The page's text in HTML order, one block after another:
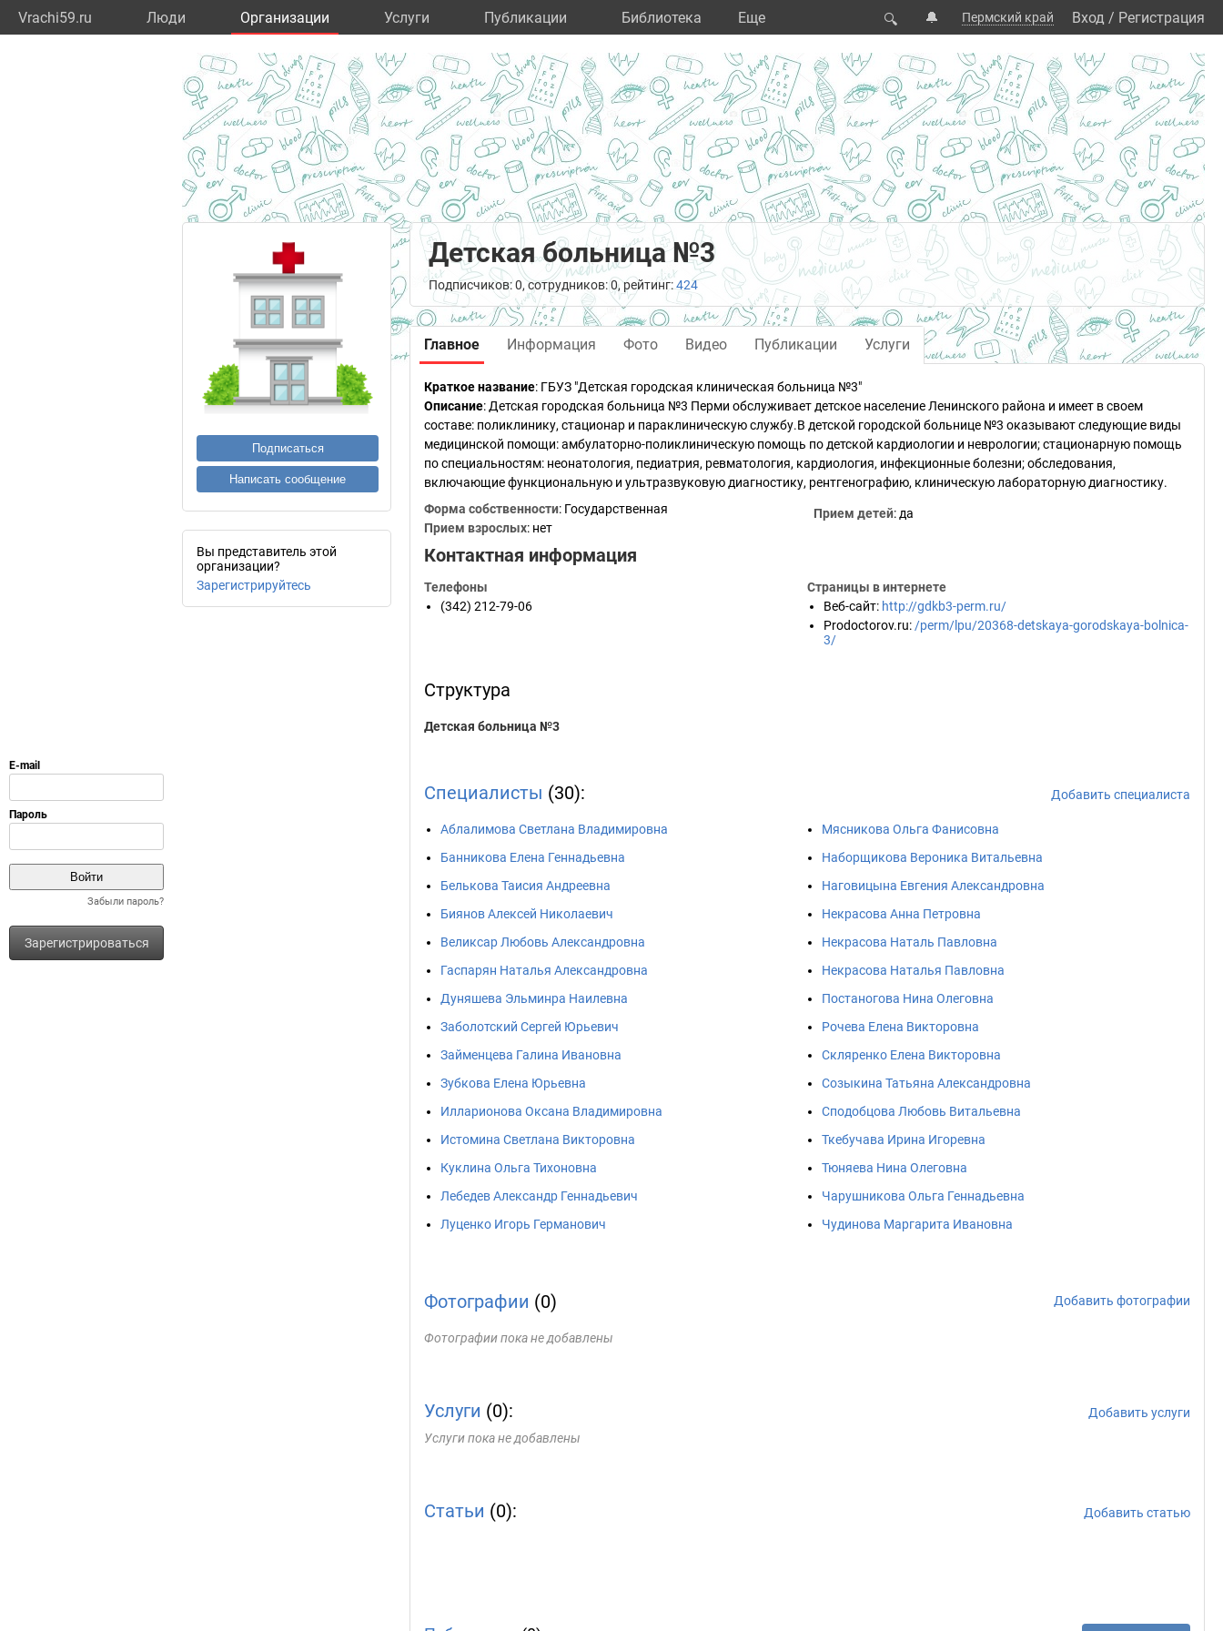
Vrachi59.ru Люди Организации Услуги Публикации Библиотека Eще 🔍 🔔 Пермский край Вход / Регистрация
Забыли пароль?
Зарегистрироваться
Подписаться
Написать сообщение
Вы представитель этой
организации?
Зарегистрируйтесь
Детская больница №3
Подписчиков: 0, сотрудников: 0, рейтинг:424
Главное Информация Фото Видео Публикации Услуги
Краткое название: ГБУЗ "Детская городская клиническая больница №3"
Описание: Детская городская больница №3 Перми обслуживает детское население Ленинского района и имеет в своем
составе: поликлинику, стационар и параклиническую службу.В детской городской больнице №3 оказывают следующие виды
медицинской помощи: амбулаторно-поликлиническую помощь по детской кардиологии и неврологии; стационарную помощь
по специальностям: неонатология, педиатрия, ревматология, кардиология, инфекционные болезни; обследования,
включающие функциональную и ультразвуковую диагностику, рентгенографию, клиническую лабораторную диагностику.
Форма собственности: Государственная
Прием взрослых: нет
Прием детей: да
Контактная информация
Телефоны
(342) 212-79-06
Страницы в интернете
Веб-сайт: http://gdkb3-perm.ru/
Prodoctorov.ru: /perm/lpu/20368-detskaya-gorodskaya-bolnica-
3/
Структура
Детская больница №3
Специалисты (30): Добавить специалиста
Аблалимова Светлана Владимировна
Банникова Елена Геннадьевна
Белькова Таисия Андреевна
Биянов Алексей Николаевич
Великсар Любовь Александровна
Гаспарян Наталья Александровна
Дуняшева Эльминра Наилевна
Заболотский Сергей Юрьевич
Займенцева Галина Ивановна
Зубкова Елена Юрьевна
Илларионова Оксана Владимировна
Истомина Светлана Викторовна
Куклина Ольга Тихоновна
Лебедев Александр Геннадьевич
Луценко Игорь Германович
Мясникова Ольга Фанисовна
Наборщикова Вероника Витальевна
Наговицына Евгения Александровна
Некрасова Анна Петровна
Некрасова Наталь Павловна
Некрасова Наталья Павловна
Постаногова Нина Олеговна
Рочева Елена Викторовна
Скляренко Елена Викторовна
Созыкина Татьяна Александровна
Сподобцова Любовь Витальевна
Ткебучава Ирина Игоревна
Тюняева Нина Олеговна
Чарушникова Ольга Геннадьевна
Чудинова Маргарита Ивановна
Фотографии (0) Добавить фотографии
Фотографии пока не добавлены
Услуги (0):
Добавить услуги
Услуги пока не добавлены
Статьи (0): Добавить статью